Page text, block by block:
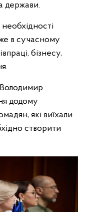
держави.
в сучасному
бізнесу,
додому
які виїхали
створити